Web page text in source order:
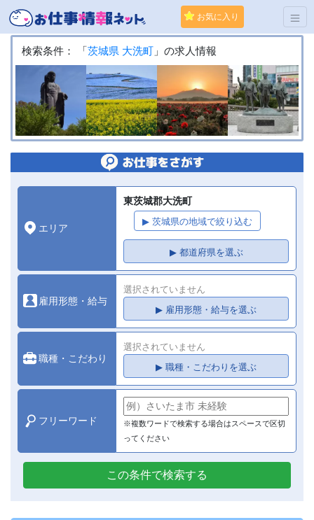
お気に入り
検索条件： 「 茨城県 大洗町 」の求人情報
エリア
東茨城郡大洗町
▶ 茨城県の地域で絞り込む
▶ 都道府県を選ぶ
雇用形態・給与
選択されていません
▶ 雇用形態・給与を選ぶ
職種・こだわり
選択されていません
▶ 職種・こだわりを選ぶ
フリーワード
※複数ワードで検索する場合はスペースで区切
ってください
この条件で検索する